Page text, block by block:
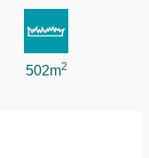
502m2